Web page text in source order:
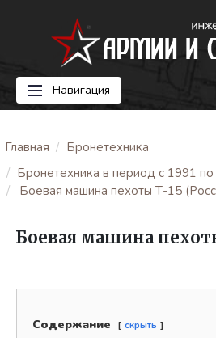
Навигация
Главная
Бронетехника
Бронетехника в период с 1991 по
Боевая машина пехоты Т-15
Боевая машина
Содержание скрыть